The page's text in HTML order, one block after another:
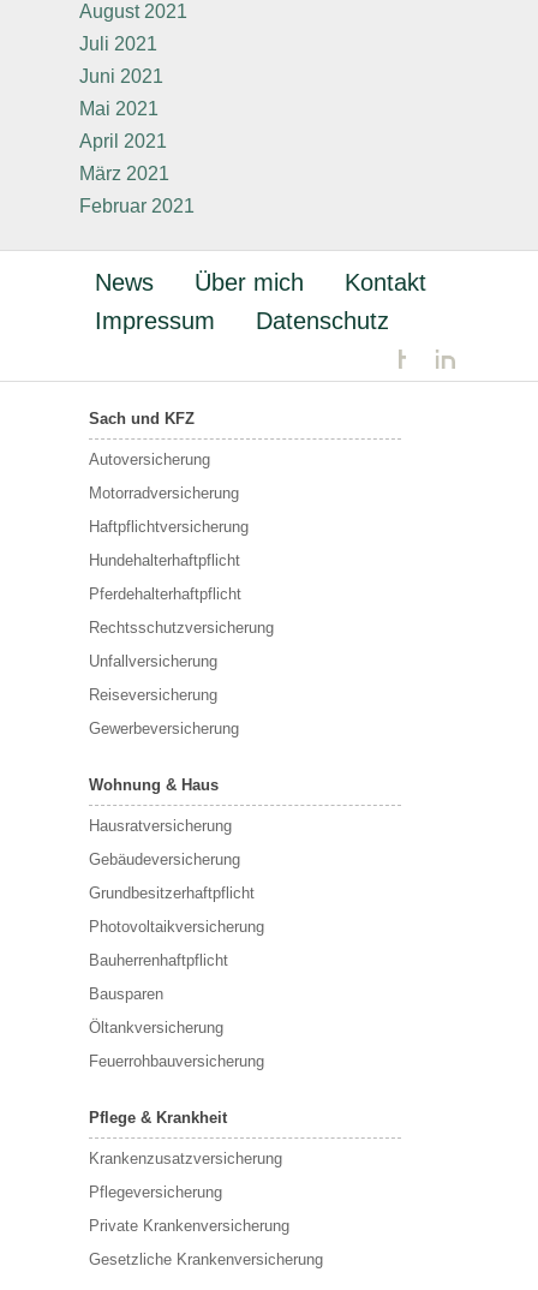
August 2021
Juli 2021
Juni 2021
Mai 2021
April 2021
März 2021
Februar 2021
News Über mich
Kontakt
Impressum
Datenschutz
Sach und KFZ
Autoversicherung
Motorradversicherung
Haftpflichtversicherung
Hundehalterhaftpflicht
Pferdehalterhaftpflicht
Rechtsschutzversicherung
Unfallversicherung
Reiseversicherung
Gewerbeversicherung
Wohnung & Haus
Hausratversicherung
Gebäudeversicherung
Grundbesitzerhaftpflicht
Photovoltaikversicherung
Bauherrenhaftpflicht
Bausparen
Öltankversicherung
Feuerrohbauversicherung
Pflege & Krankheit
Krankenzusatzversicherung
Pflegeversicherung
Private Krankenversicherung
Gesetzliche Krankenversicherung